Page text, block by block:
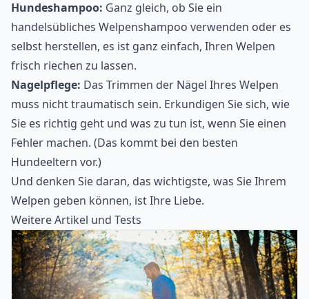
Hundeshampoo: Ganz gleich, ob Sie ein
handelsübliches Welpenshampoo verwenden oder es
selbst herstellen, es ist ganz einfach, Ihren Welpen
frisch riechen zu lassen.
Nagelpflege: Das Trimmen der Nägel Ihres Welpen
muss nicht traumatisch sein. Erkundigen Sie sich, wie
Sie es richtig geht und was zu tun ist, wenn Sie einen
Fehler machen. (Das kommt bei den besten
Hundeeltern vor.)
Und denken Sie daran, das wichtigste, was Sie Ihrem
Welpen geben können, ist Ihre Liebe.
Weitere Artikel und Tests